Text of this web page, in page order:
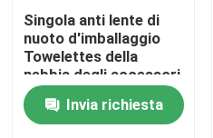
Contattici
Notizia
casi
Singola anti lente di
nuoto d'imballaggio
Towelettes della
nebbia degli accessori
Invia richiesta